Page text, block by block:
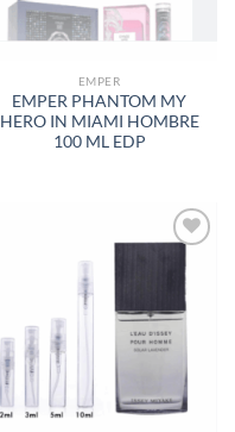
EMPER
EMPER PHANTOM MY
HERO IN MIAMI HOMBRE
100 ML EDP
AÑADIR
DE
DESEOS